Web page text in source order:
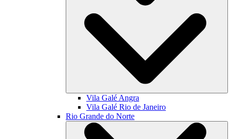
Vila Galé Angra
Vila Galé Rio de Janeiro
Rio Grande do Norte